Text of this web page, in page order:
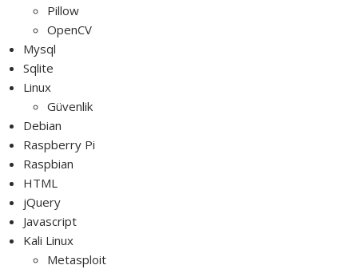
Pillow
OpenCV
Mysql
Sqlite
Linux
Güvenlik
Debian
Raspberry Pi
Raspbian
HTML
jQuery
Javascript
Kali Linux
Metasploit